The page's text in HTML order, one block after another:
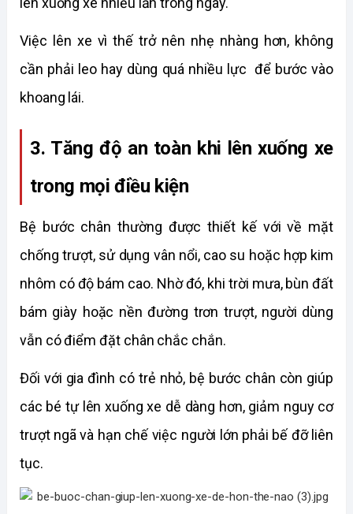
Việc lên xe vì thế trở nên nhẹ nhàng hơn, không
cần phải leo hay dùng quá nhiều lực  để bước vào
khoang lái.
3. Tăng độ an toàn khi lên xuống xe
trong mọi điều kiện
Bệ bước chân thường được thiết kế với về mặt
chống trượt, sử dụng vân nổi, cao su hoặc hợp kim
nhôm có độ bám cao. Nhờ đó, khi trời mưa, bùn đất
bám giày hoặc nền đường trơn trượt, người dùng
vẫn có điểm đặt chân chắc chắn.
Đối với gia đình có trẻ nhỏ, bệ bước chân còn giúp
các bé tự lên xuống xe dễ dàng hơn, giảm nguy cơ
trượt ngã và hạn chế việc người lớn phải bế đỡ liên
tục.